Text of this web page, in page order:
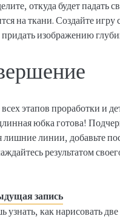
откуда будет падать
на ткани. Создайте игру
изображению
этапов проработки и
юбка готова!
лишние линии, добавьте
результатом
запись
узнать, как нарисовать